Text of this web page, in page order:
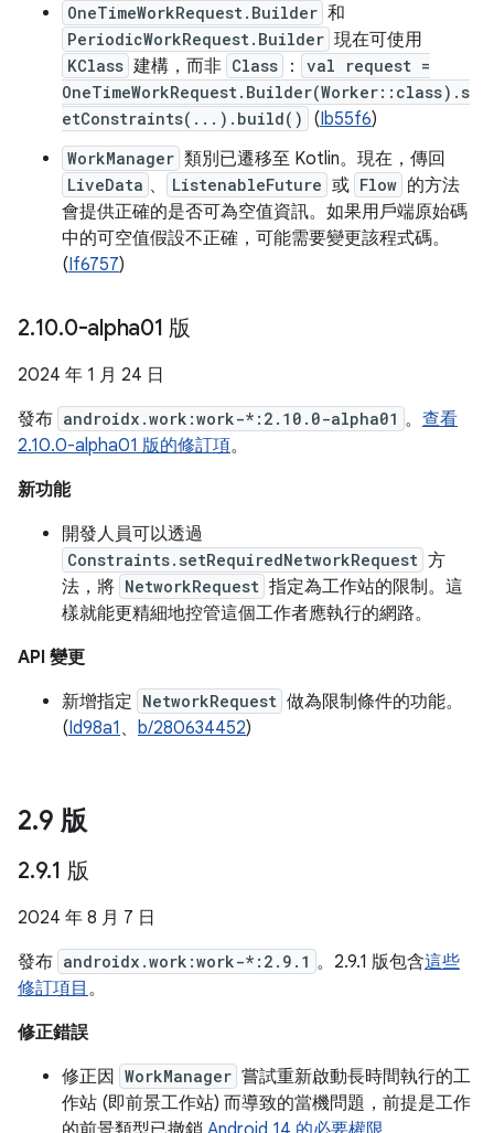
OneTimeWorkRequest.Builder 和
PeriodicWorkRequest.Builder 現在可使用
KClass 建構，而非 Class ：
val request =
OneTimeWorkRequest.Builder(Worker::class).s
etConstraints(...).build()
(Ib55f6)
WorkManager 類別已遷移至 Kotlin。現在，傳回
LiveData 、 ListenableFuture 或 Flow 的方法
會提供正確的是否可為空值資訊。如果用戶端原始碼
中的可空值假設不正確，可能需要變更該程式碼。
(If6757)
2.10.0-alpha01 版
2024 年 1 月 24 日
發布 androidx.work:work-*:2.10.0-alpha01 。 查看
2.10.0-alpha01 版的修訂項。
新功能
開發人員可以透過
Constraints.setRequiredNetworkRequest 方
法，將 NetworkRequest 指定為工作站的限制。這
樣就能更精細地控管這個工作者應執行的網路。
API 變更
新增指定 NetworkRequest 做為限制條件的功能。
(Id98a1 、 b/280634452)
2.9 版
2.9.1 版
2024 年 8 月 7 日
發布 androidx.work:work-*:2.9.1 。2.9.1 版包含這些
修訂項目 。
修正錯誤
修正因
WorkManager 嘗試重新啟動長時間執行的工
作站 (即前景工作站) 而導致的當機問題，前提是工作